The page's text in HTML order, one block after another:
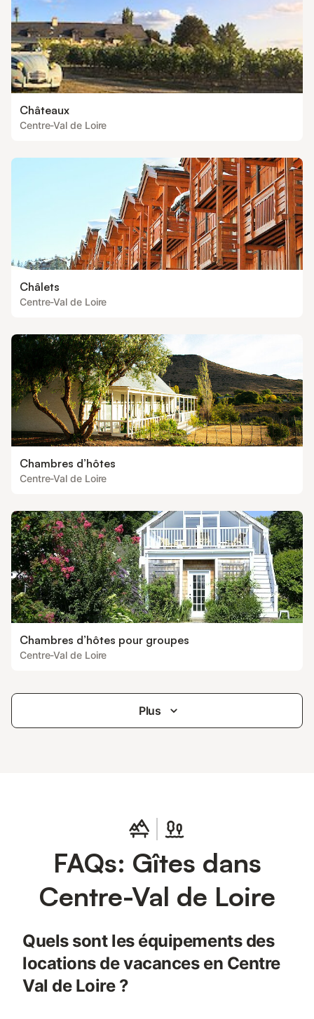
Châteaux
Centre-Val de Loire
Châlets
Centre-Val de Loire
Chambres d’hôtes
Centre-Val de Loire
Chambres d’hôtes pour groupes
Centre-Val de Loire
Plus
FAQs: Gîtes dans
Centre-Val de Loire
Quels sont les équipements des
locations de vacances en Centre
Val de Loire ?